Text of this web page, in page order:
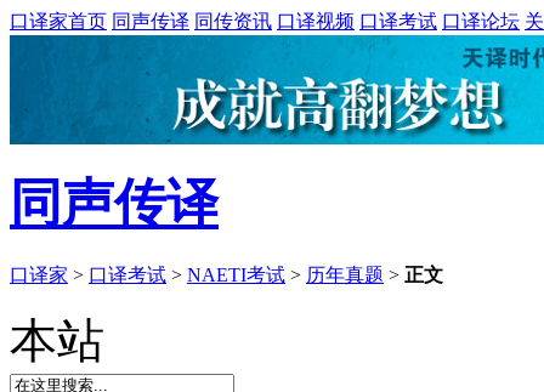
口译家首页 同声传译 同传资讯 口译视频 口译考试 口译论坛
同声传译
口译家 > 口译考试 > NAETI考试 > 历年真题 > 正文
本站